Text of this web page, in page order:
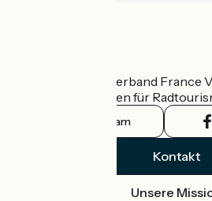
Der nationale Verband France
offizielle Leitfaden für
Instagram
Kontakt
Unsere